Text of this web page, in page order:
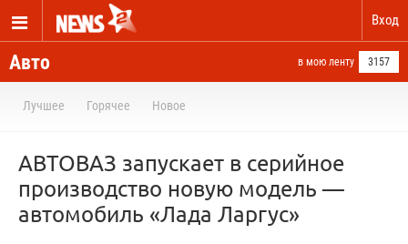
Вход
Авто в мою ленту 3157
Лучшее Горячее Новое
АВТОВАЗ запускает в серийное
производство новую модель —
автомобиль «Лада Ларгус»